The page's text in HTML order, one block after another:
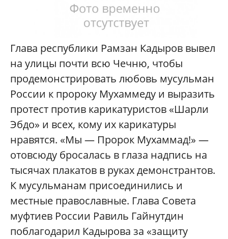
Глава республики Рамзан Кадыров вывел
на улицы почти всю Чечню, чтобы
продемонстрировать любовь мусульман
России к пророку Мухаммеду и выразить
протест против карикатуристов «Шарли
Эбдо» и всех, кому их карикатуры
нравятся. «Мы — Пророк Мухаммад!» —
отовсюду бросалась в глаза надпись на
тысячах плакатов в руках демонстрантов.
К мусульманам присоединились и
местные православные. Глава Совета
муфтиев России Равиль Гайнутдин
поблагодарил Кадырова за «защиту